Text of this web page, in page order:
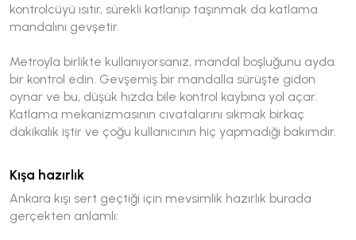
kontrolcüyü ısıtır, sürekli katlanıp taşınmak da katlama
mandalını gevşetir.
Metroyla birlikte kullanıyorsanız, mandal boşluğunu ayda
bir kontrol edin. Gevşemiş bir mandalla sürüşte gidon
oynar ve bu, düşük hızda bile kontrol kaybına yol açar.
Katlama mekanizmasının cıvatalarını sıkmak birkaç
dakikalık iştir ve çoğu kullanıcının hiç yapmadığı bakımdır.
Kışa hazırlık
Ankara kışı sert geçtiği için mevsimlik hazırlık burada
gerçekten anlamlı: